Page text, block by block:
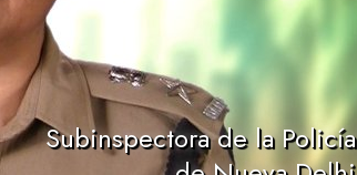
Subinspectora de la Policía